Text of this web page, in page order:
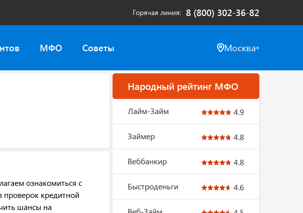
Горячая линия 8 (800) 302-36-82
МФО Советы Москва
ознакомиться с
проверок кредитной
шансы на
Народный рейтинг МФО
Лайм-Займ 4.9
Займер 4.8
Веббанкир 4.8
Быстроденьги 4.6